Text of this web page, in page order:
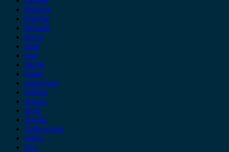
Peugeot
Porsche
Renault
Rover
Saab
Seat
Skoda
Smart
ssangyong
Subaru
Suzuki
Tesla
Toyota
Volkswagen
Volvo
Xev